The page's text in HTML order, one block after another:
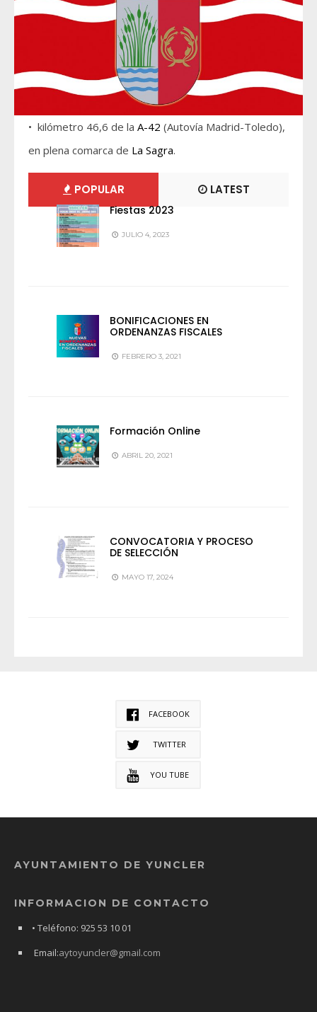
• kilómetro 46,6 de la A-42 (Autovía Madrid-Toledo),
en plena comarca de La Sagra.
POPULAR LATEST
Fiestas 2023
JULIO 4, 2023
BONIFICACIONES EN
ORDENANZAS FISCALES
FEBRERO 3, 2021
Formación Online
ABRIL 20, 2021
CONVOCATORIA Y PROCESO
DE SELECCIÓN
MAYO 17, 2024
FACEBOOK
TWITTER
YOU TUBE
AYUNTAMIENTO DE YUNCLER
INFORMACION DE CONTACTO
• Teléfono: 925 53 10 01
Email:aytoyuncler@gmail.com